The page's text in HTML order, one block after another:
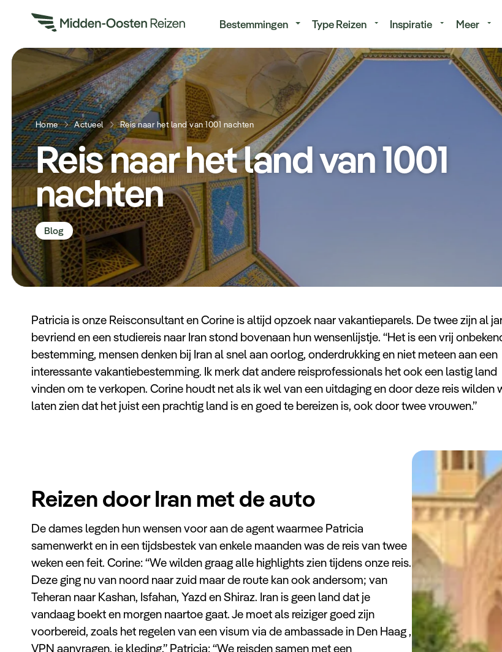
Bestemmingen Type Reizen Inspiratie Meer
Home Actueel Reis naar het land van 1001 nachten
Reis naar het land van 1001
nachten
Blog
Patricia is onze Reisconsultant en Corine is altijd opzoek naar vakantieparels. De twee zijn al
bevriend en een studiereis naar Iran stond bovenaan hun wensenlijstje. “Het is een vrij
bestemming, mensen denken bij Iran al snel aan oorlog, onderdrukking en niet meteen aan een
interessante vakantiebestemming. Ik merk dat andere reisprofessionals het ook een lastig land
vinden om te verkopen. Corine houdt net als ik wel van een uitdaging en door deze reis wilden
laten zien dat het juist een prachtig land is en goed te bereizen is, ook door twee vrouwen.”
Reizen door Iran met de auto
De dames legden hun wensen voor aan de agent waarmee Patricia
samenwerkt en in een tijdsbestek van enkele maanden was de reis van twee
weken een feit. Corine: “We wilden graag alle highlights zien tijdens onze reis.
Deze ging nu van noord naar zuid maar de route kan ook andersom; van
Teheran naar Kashan, Isfahan, Yazd en Shiraz. Iran is geen land dat je
vandaag boekt en morgen naartoe gaat. Je moet als reiziger goed zijn
voorbereid, zoals het regelen van een visum via de ambassade in Den Haag ,
VPN aanvragen, je kleding.” Patricia: “We reisden samen met een